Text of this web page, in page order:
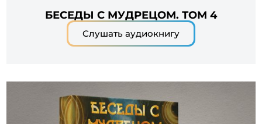
БЕСЕДЫ С МУДРЕЦОМ. ТОМ 4
Слушать аудиокнигу